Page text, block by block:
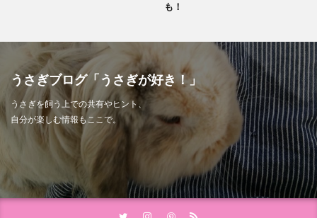
も！
うさぎブログ「うさぎが好き！」
うさぎを飼う上での共有やヒント、
自分が楽しむ情報もここで。